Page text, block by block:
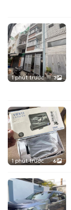
1 phút trước 3
1 phút trước 6